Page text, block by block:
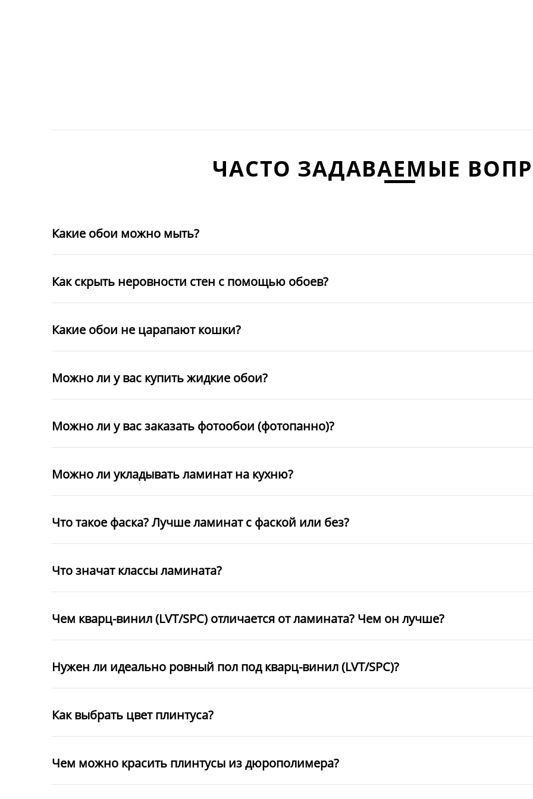
ЧАСТО ЗАДАВАЕМЫЕ
Какие обои можно мыть?
Как скрыть неровности стен с помощью обоев?
Какие обои не царапают кошки?
Можно ли у вас купить жидкие обои?
Можно ли у вас заказать фотообои (фотопанно)?
Можно ли укладывать ламинат на кухню?
Что такое фаска? Лучше ламинат с фаской или без?
Что значат классы ламината?
Чем кварц-винил (LVT/SPC) отличается от ламината? Чем он лучше?
Нужен ли идеально ровный пол под кварц-винил (LVT/SPC)?
Как выбрать цвет плинтуса?
Чем можно красить плинтусы из дюрополимера?